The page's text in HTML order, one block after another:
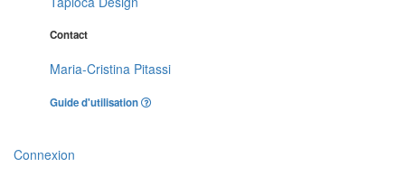
Contact
Maria-Cristina Pitassi
Guide d'utilisation
Connexion